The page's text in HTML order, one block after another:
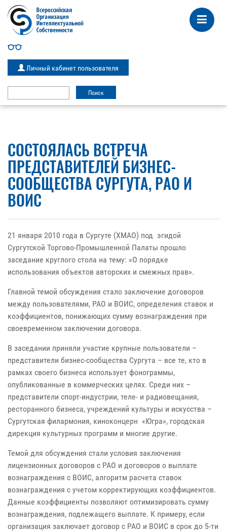
Личный кабинет пользователя
СОСТОЯЛАСЬ ВСТРЕЧА
ПРЕДСТАВИТЕЛЕЙ БИЗНЕС-
СООБЩЕСТВА СУРГУТА, РАО И
ВОИС
21 января 2010 года в Сургуте (ХМАО) под эгидой
Сургутской Торгово-Промышленной Палаты прошло
заседание круглого стола на тему: «О порядке
использования объектов авторских и смежных прав».
Главной темой обсуждения стало заключение договоров
между пользователями, РАО и ВОИС, определения ставок и
коэффициентов, понижающих сумму вознаграждения при
своевременном заключении договора.
В заседании приняли участие крупные пользователи –
представители бизнес-сообщества Сургута – все те, кто в
рамках своего бизнеса использует фонограммы,
опубликованные в коммерческих целях. Среди них –
представители спорт-индустрии, теле- и радиовещания,
ресторанного бизнеса, учреждений культуры и искусства –
Сургутская филармония, киноконцерн «Югра», городская
дирекция культурных программ и многие другие.
Темой для обсуждения стали условия заключения
лицензионных договоров с РАО и договоров о выплате
вознаграждения с ВОИС, алгоритм расчета ставок
вознаграждения с учетом корректирующих коэффициентов.
Данные коэффициенты позволяют оптимизировать сумму
вознаграждения, подлежащего выплате. К примеру, если
организация заключает договор с РАО и ВОИС в срок до 5-ти